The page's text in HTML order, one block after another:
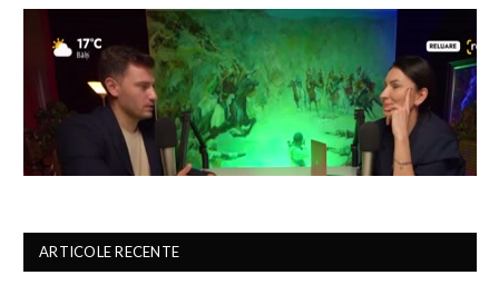
ARTICOLE RECENTE